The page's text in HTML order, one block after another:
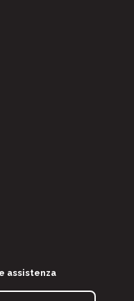
assistenza